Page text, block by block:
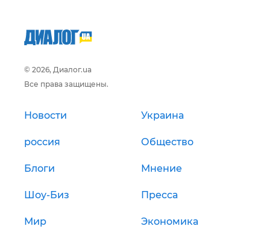
© 2026, Диалог.ua
Все права защищены.
Новости Украина
россия Общество
Блоги Мнение
Шоу-Биз Пресса
Мир Экономика